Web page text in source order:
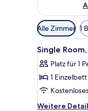
Verfügbare
Filter
für
Zimmer
Alle Zimmer 1
Alle
Fotos
für
Single
Room,
1
7
Single
Platz für 1
1 Einzelbett
Weitere
Weitere